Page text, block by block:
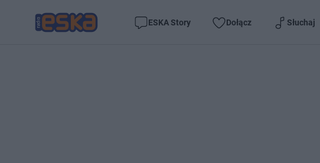
ESKA Story Dołącz Słuchaj